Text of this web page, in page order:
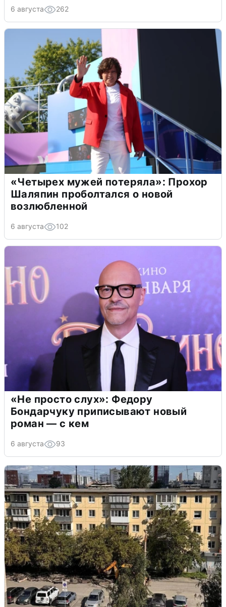
6 августа 262
«Четырех мужей потеряла»: Прохор
Шаляпин проболтался о новой
возлюбленной
6 августа 102
«Не просто слух»: Федору
Бондарчуку приписывают новый
роман — с кем
6 августа 93